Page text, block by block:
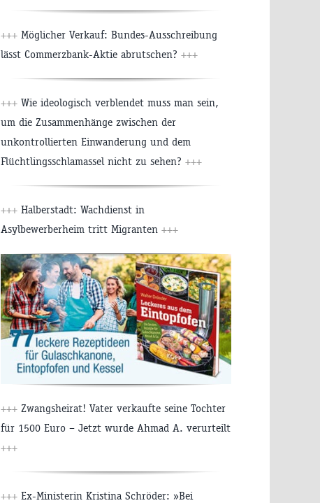
+++ Möglicher Verkauf: Bundes-Ausschreibung
lässt Commerzbank-Aktie abrutschen? +++
+++ Wie ideologisch verblendet muss man sein,
um die Zusammenhänge zwischen der
unkontrollierten Einwanderung und dem
Flüchtlingsschlamassel nicht zu sehen? +++
+++ Halberstadt: Wachdienst in
Asylbewerberheim tritt Migranten +++
+++ Zwangsheirat! Vater verkaufte seine Tochter
für 1500 Euro – Jetzt wurde Ahmad A. verurteilt
+++
+++ Ex-Ministerin Kristina Schröder: »Bei